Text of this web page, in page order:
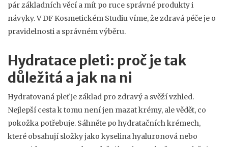
pár základních věcí a mít po ruce správné produkty i
návyky. V DF Kosmetickém Studiu víme, že zdravá péče je o
pravidelnosti a správném výběru.
Hydratace pleti: proč je tak
důležitá a jak na ni
Hydratovaná pleť je základ pro zdravý a svěží vzhled.
Nejlepší cesta k tomu není jen mazat krémy, ale vědět, co
pokožka potřebuje. Sáhněte po hydratačních krémech,
které obsahují složky jako kyselina hyaluronová nebo